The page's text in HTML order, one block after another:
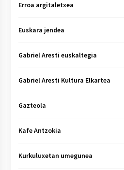
Erroa argitaletxea
Euskara jendea
Gabriel Aresti euskaltegia
Gabriel Aresti Kultura Elkartea
Gazteola
Kafe Antzokia
Kurkuluxetan umegunea